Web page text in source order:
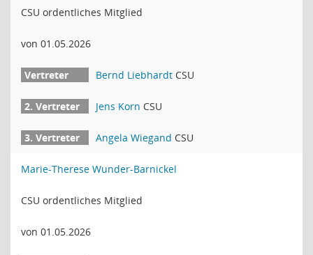
CSU ordentliches Mitglied
von 01.05.2026
Bernd Liebhardt CSU
Jens Korn CSU
Angela Wiegand CSU
Marie-Therese Wunder-Barnickel
CSU ordentliches Mitglied
von 01.05.2026